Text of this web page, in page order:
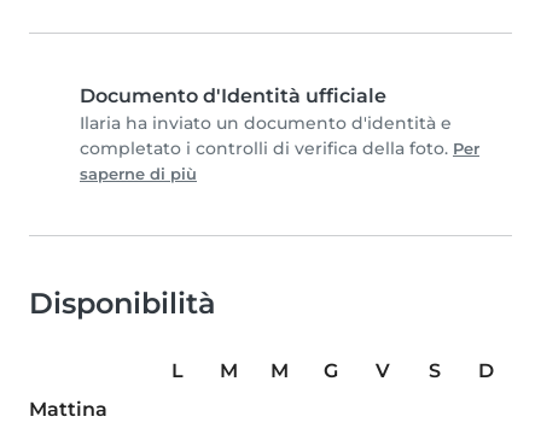
Documento d'Identità ufficiale
Ilaria ha inviato un documento d'identità e
completato i controlli di verifica della foto. Per
saperne di più
Disponibilità
L M M G V S
D
Mattina